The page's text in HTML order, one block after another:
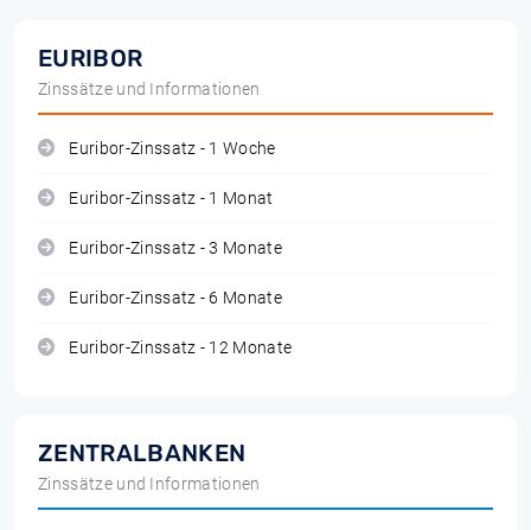
EURIBOR
Zinssätze und Informationen
Euribor-Zinssatz - 1 Woche
Euribor-Zinssatz - 1 Monat
Euribor-Zinssatz - 3 Monate
Euribor-Zinssatz - 6 Monate
Euribor-Zinssatz - 12 Monate
ZENTRALBANKEN
Zinssätze und Informationen